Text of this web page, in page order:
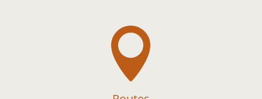
